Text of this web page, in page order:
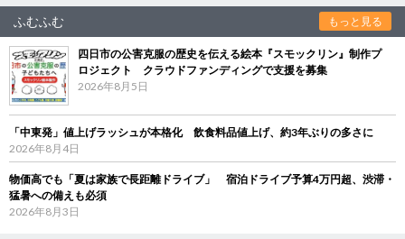
ふむふむ もっと見る
四日市の公害克服の歴史を伝える絵本『スモックリン』制作プ
ロジェクト クラウドファンディングで支援を募集
2026年8月5日
「中東発」値上げラッシュが本格化 飲食料品値上げ、約3年ぶりの多さに
2026年8月4日
物価高でも「夏は家族で長距離ドライブ」 宿泊ドライブ予算4万円超、渋滞・
猛暑への備えも必須
2026年8月3日